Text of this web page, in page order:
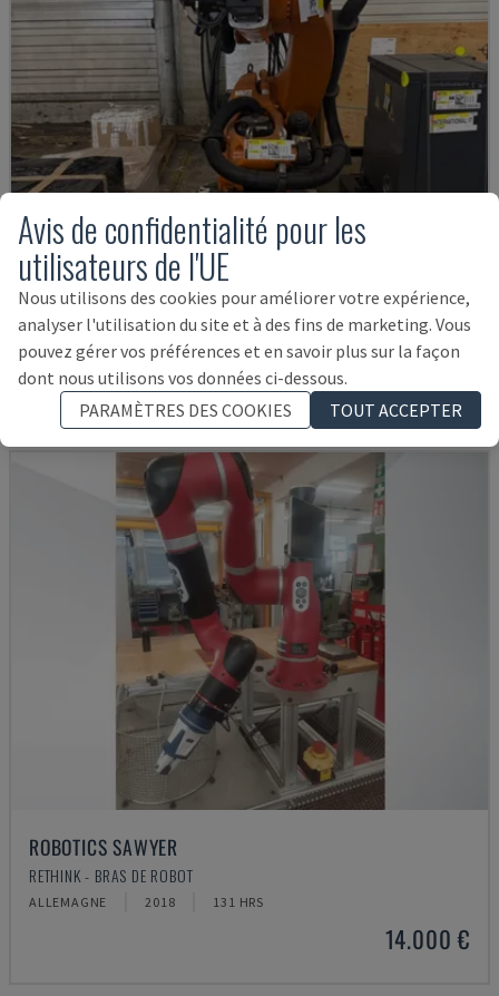
KR 210 R2700 EXTRA
KUKA - BRAS DE ROBOT
ITALIE 2016
14.000 €
ROBOTICS SAWYER
RETHINK - BRAS DE ROBOT
ALLEMAGNE 2018 131 HRS
14.000 €
Avis de confidentialité pour les
utilisateurs de l'UE
Nous utilisons des cookies pour améliorer votre expérience,
analyser l'utilisation du site et à des fins de marketing. Vous
pouvez gérer vos préférences et en savoir plus sur la façon
dont nous utilisons vos données ci-dessous.
PARAMÈTRES DES COOKIES
TOUT ACCEPTER